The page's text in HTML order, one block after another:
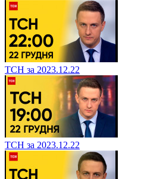
ТСН за 2023.12.22
ТСН за 2023.12.22